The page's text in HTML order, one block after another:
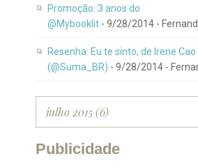
Promoção: 3 anos do
@Mybooklit - 9/28/2014 -
Resenha: Eu te sinto, de Irene Cao
(@Suma_BR) - 9/28/2014 -
Publicidade